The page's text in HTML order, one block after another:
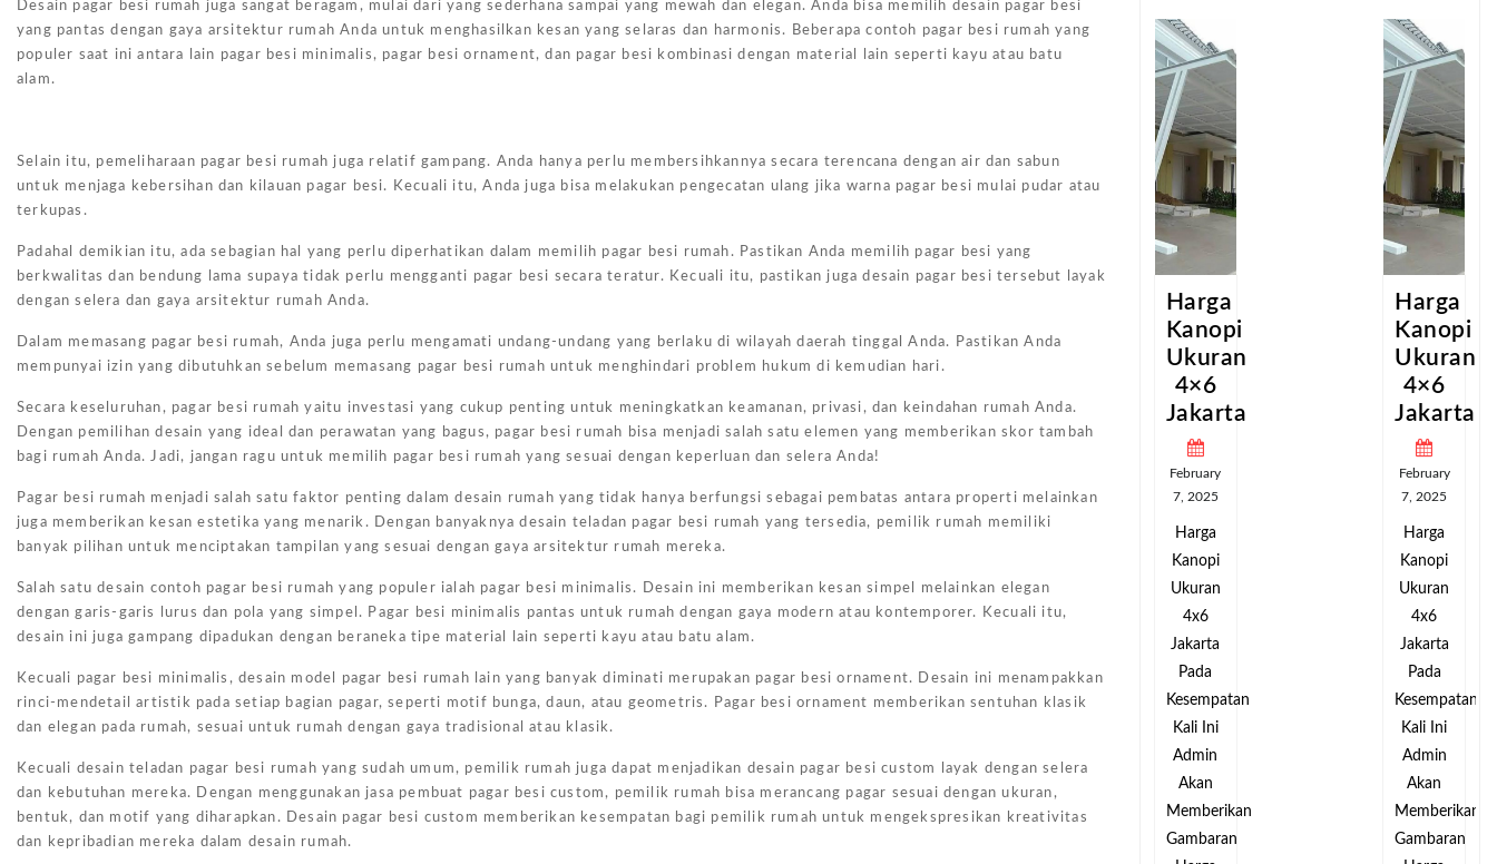
Desain pagar besi rumah juga sangat beragam, mulai dari yang sederhana sampai yang mewah dan elegan. Anda bisa memilih desain pagar besi
yang pantas dengan gaya arsitektur rumah Anda untuk menghasilkan kesan yang selaras dan harmonis. Beberapa contoh pagar besi rumah yang
populer saat ini antara lain pagar besi minimalis, pagar besi ornament, dan pagar besi kombinasi dengan material lain seperti kayu atau batu
alam.
Selain itu, pemeliharaan pagar besi rumah juga relatif gampang. Anda hanya perlu membersihkannya secara terencana dengan air dan sabun
untuk menjaga kebersihan dan kilauan pagar besi. Kecuali itu, Anda juga bisa melakukan pengecatan ulang jika warna pagar besi mulai pudar atau
terkupas.
Padahal demikian itu, ada sebagian hal yang perlu diperhatikan dalam memilih pagar besi rumah. Pastikan Anda memilih pagar besi yang
berkwalitas dan bendung lama supaya tidak perlu mengganti pagar besi secara teratur. Kecuali itu, pastikan juga desain pagar besi tersebut layak
dengan selera dan gaya arsitektur rumah Anda.
Dalam memasang pagar besi rumah, Anda juga perlu mengamati undang-undang yang berlaku di wilayah daerah tinggal Anda. Pastikan Anda
mempunyai izin yang dibutuhkan sebelum memasang pagar besi rumah untuk menghindari problem hukum di kemudian hari.
Secara keseluruhan, pagar besi rumah yaitu investasi yang cukup penting untuk meningkatkan keamanan, privasi, dan keindahan rumah Anda.
Dengan pemilihan desain yang ideal dan perawatan yang bagus, pagar besi rumah bisa menjadi salah satu elemen yang memberikan skor tambah
bagi rumah Anda. Jadi, jangan ragu untuk memilih pagar besi rumah yang sesuai dengan keperluan dan selera Anda!
Pagar besi rumah menjadi salah satu faktor penting dalam desain rumah yang tidak hanya berfungsi sebagai pembatas antara properti melainkan
juga memberikan kesan estetika yang menarik. Dengan banyaknya desain teladan pagar besi rumah yang tersedia, pemilik rumah memiliki
banyak pilihan untuk menciptakan tampilan yang sesuai dengan gaya arsitektur rumah mereka.
Salah satu desain contoh pagar besi rumah yang populer ialah pagar besi minimalis. Desain ini memberikan kesan simpel melainkan elegan
dengan garis-garis lurus dan pola yang simpel. Pagar besi minimalis pantas untuk rumah dengan gaya modern atau kontemporer. Kecuali itu,
desain ini juga gampang dipadukan dengan beraneka tipe material lain seperti kayu atau batu alam.
Kecuali pagar besi minimalis, desain model pagar besi rumah lain yang banyak diminati merupakan pagar besi ornament. Desain ini menampakkan
rinci-mendetail artistik pada setiap bagian pagar, seperti motif bunga, daun, atau geometris. Pagar besi ornament memberikan sentuhan klasik
dan elegan pada rumah, sesuai untuk rumah dengan gaya tradisional atau klasik.
Kecuali desain teladan pagar besi rumah yang sudah umum, pemilik rumah juga dapat menjadikan desain pagar besi custom layak dengan selera
dan kebutuhan mereka. Dengan menggunakan jasa pembuat pagar besi custom, pemilik rumah bisa merancang pagar sesuai dengan ukuran,
bentuk, dan motif yang diharapkan. Desain pagar besi custom memberikan kesempatan bagi pemilik rumah untuk mengekspresikan kreativitas
dan kepribadian mereka dalam desain rumah.
Kanopi
Ukuran
Jakarta
7, 2025
Ukuran
4x6
Pada
Kesempatan
Akan
Memberikan
Harga
Kanopi
Ukuran
4×6
Jakarta
February
7, 2025
Harga
Kanopi
Ukuran
4x6
Jakarta
Pada
Kesempatan
Kali Ini
Admin
Akan
Memberikan
Gambaran
Harga
Kanopi
Ukuran
4×6
Jakarta
February
7, 2025
Harga
Kanopi
Ukuran
4x6
Jakarta
Pada
Kesempatan
Kali Ini
Admin
Akan
Memberikan
Gambaran